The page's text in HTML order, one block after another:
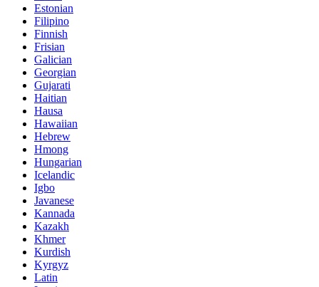
Estonian
Filipino
Finnish
Frisian
Galician
Georgian
Gujarati
Haitian
Hausa
Hawaiian
Hebrew
Hmong
Hungarian
Icelandic
Igbo
Javanese
Kannada
Kazakh
Khmer
Kurdish
Kyrgyz
Latin